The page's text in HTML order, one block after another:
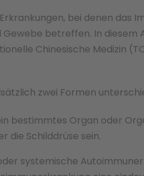
bei denen das
betreffen. In diesem
Chinesische Medizin
zwei Formen
bestimmtes Organ oder
die Schilddrüse sein.
systemische